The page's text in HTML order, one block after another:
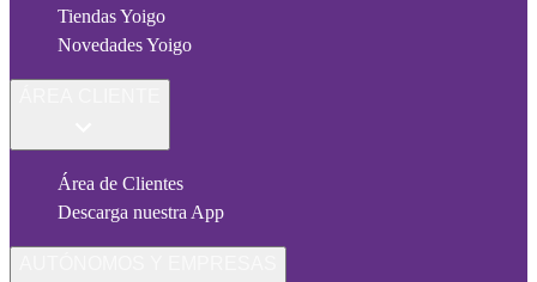
Tiendas Yoigo
Novedades Yoigo
Área de Clientes
Descarga nuestra App